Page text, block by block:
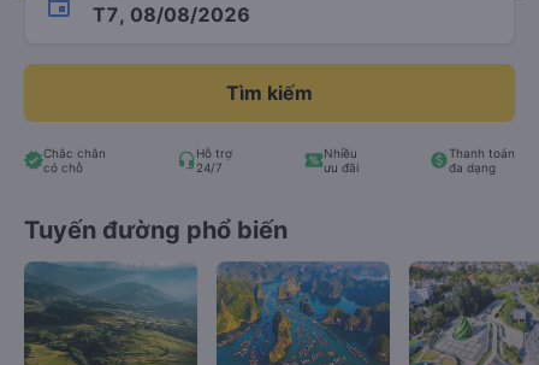
T7, 08/08/2026
Tìm kiếm
Chắc chắn
có chỗ
Hỗ trợ
24/7
Nhiều
ưu đãi
Thanh toán
đa dạng
Tuyến đường phổ biến